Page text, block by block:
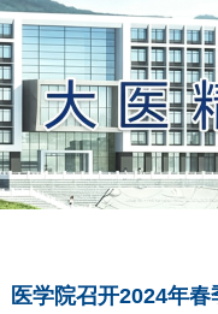
医学院召开2024年